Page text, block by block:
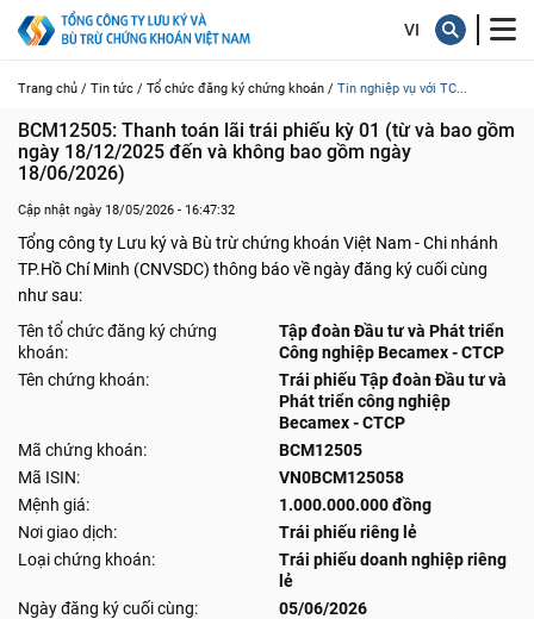
Trang chủ / Tin tức / Tổ chức đăng ký chứng khoán / Tin nghiệp vụ với TC...
BCM12505: Thanh toán lãi trái phiếu kỳ 01 (từ và bao gồm
ngày 18/12/2025 đến và không bao gồm ngày
18/06/2026)
Cập nhật ngày 18/05/2026 - 16:47:32
Tổng công ty Lưu ký và Bù trừ chứng khoán Việt Nam - Chi nhánh
TP.Hồ Chí Minh (CNVSDC) thông báo về ngày đăng ký cuối cùng
như sau:
Tên tổ chức đăng ký chứng
khoán:
Tập đoàn Đầu tư và Phát triển
Công nghiệp Becamex - CTCP
Tên chứng khoán:
Trái phiếu Tập đoàn Đầu tư và
Phát triển công nghiệp
Becamex - CTCP
Mã chứng khoán:
BCM12505
Mã ISIN:
VN0BCM125058
Mệnh giá:
1.000.000.000 đồng
Nơi giao dịch:
Trái phiếu riêng lẻ
Loại chứng khoán:
Trái phiếu doanh nghiệp riêng
lẻ
Ngày đăng ký cuối cùng:
05/06/2026